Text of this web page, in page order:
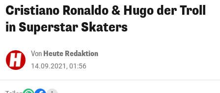
Cristiano Ronaldo & Hugo der Troll
in Superstar Skaters
Von Heute Redaktion
14.09.2021, 01:56